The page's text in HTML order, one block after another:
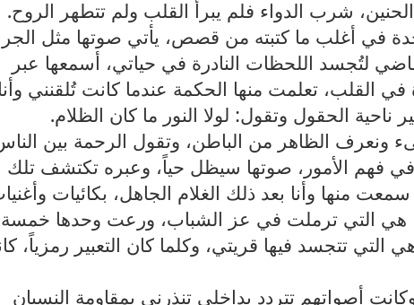
شرب الدواء فلم يبرأ القلب ولم تتطهر الروح.
في أغلب ما كتبته من قصص، يأتي صوتها مثل
لتُجسد اللحظات النادرة في حياتي، أسمعها عبر
القلب، تعلمت منها الحكمة عندما كانت تُلقنني
الحقول وتقول: لولا النور ما كان الظلام.
الظاهر من الباطن، وتقول الرحمة بين
فهم الأمور، صوتها سيظل حياً، وعبره تكتشف تلك
منها وأنا بعد ذلك الغلام الجاهل، بكائيات
هي التي ترملت في عز الشباب، ورعت وحدها
وهي التي تتجسد فيها قريتي، وكلما كان التعبير رمزياً،
أصواتهم تتردد بداخلي تنذرني بمقاومة النسيان